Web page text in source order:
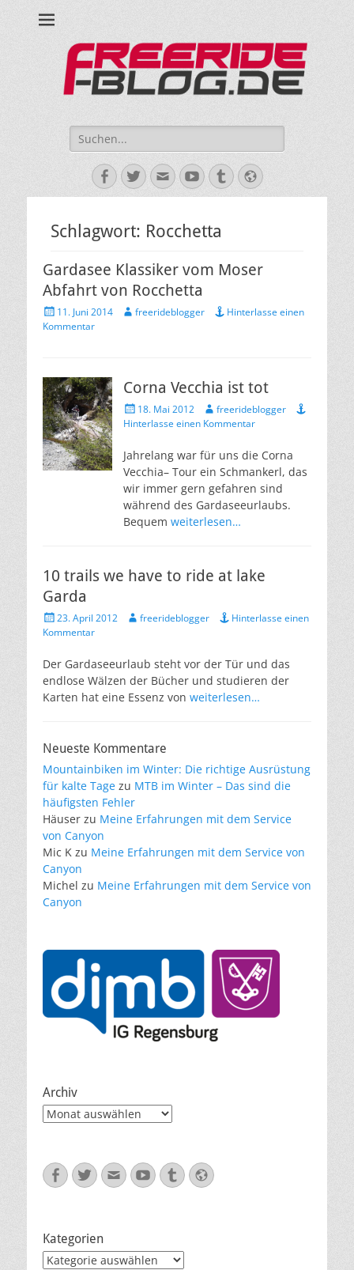
Suche
nach:
Facebook
Twitter
E-
Mail
YouTube
TumblrWebsite
Schlagwort: Rocchetta
Gardasee Klassiker vom Moser
Abfahrt von Rocchetta
Veröffentlicht
am
11. Juni 2014 Autorfreerideblogger
Hinterlasse einen
Kommentar
Corna Vecchia ist tot
Veröffentlicht
am
18. Mai 2012 Autorfreerideblogger
Hinterlasse einen Kommentar
Jahrelang war für uns die Corna
Vecchia– Tour ein Schmankerl, das
wir immer gern gefahren sind
während des Gardaseeurlaubs.
Bequem weiterlesen…
10 trails we have to ride at lake
Garda
Veröffentlicht
am
23. April 2012 Autorfreerideblogger
Hinterlasse einen
Kommentar
Der Gardaseeurlaub steht vor der Tür und das
endlose Wälzen der Bücher und studieren der
Karten hat eine Essenz von weiterlesen…
Neueste Kommentare
Mountainbiken im Winter: Die richtige Ausrüstung
für kalte Tage zu MTB im Winter – Das sind die
häufigsten Fehler
Häuser zu Meine Erfahrungen mit dem Service
von Canyon
Mic K zu Meine Erfahrungen mit dem Service von
Canyon
Michel zu Meine Erfahrungen mit dem Service von
Canyon
Archiv
Archiv
Facebook
Twitter
E-
Mail
YouTube
TumblrWebsite
Kategorien
Kategorien